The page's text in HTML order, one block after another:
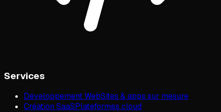
Services
Développement WebSites & apps sur mesure
Création SaaSPlateformes cloud